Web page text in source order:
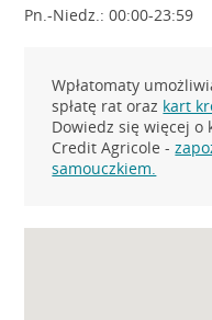
Pn.-Niedz.: 00:00-23:59
Wpłatomaty
spłatę rat oraz kart
Dowiedz się więcej o
Credit Agricole -
samouczkiem.